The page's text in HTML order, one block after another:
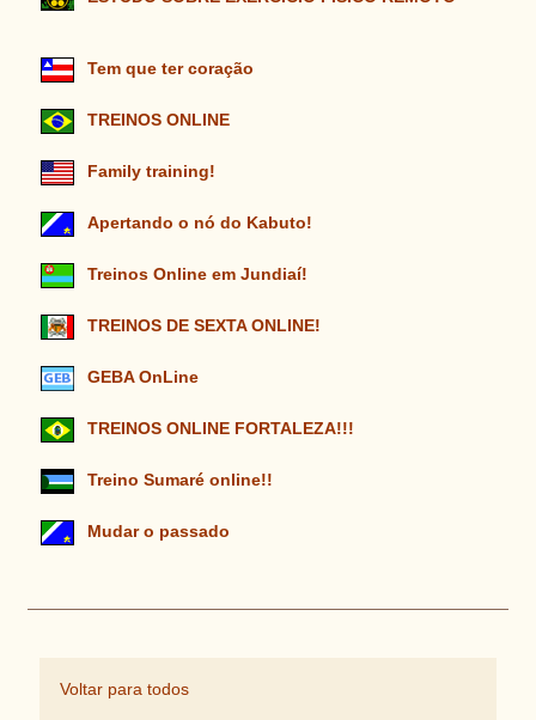
Tem que ter coração
TREINOS ONLINE
Family training!
Apertando o nó do Kabuto!
Treinos Online em Jundiaí!
TREINOS DE SEXTA ONLINE!
GEBA OnLine
TREINOS ONLINE FORTALEZA!!!
Treino Sumaré online!!
Mudar o passado
Voltar para todos